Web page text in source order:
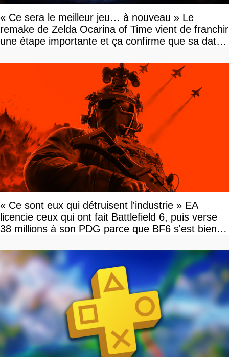
« Ce sera le meilleur jeu… à nouveau » Le
remake de Zelda Ocarina of Time vient de franchir
une étape importante et ça confirme que sa date
« Ce sont eux qui détruisent l'industrie » EA
licencie ceux qui ont fait Battlefield 6, puis verse
38 millions à son PDG parce que BF6 s'est bien